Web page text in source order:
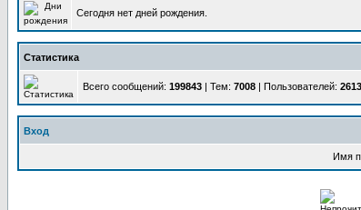
Сегодня нет дней рождения.
Статистика
Всего сообщений: 199843 | Тем: 7008 | Пользователей: 2613
Вход
Имя